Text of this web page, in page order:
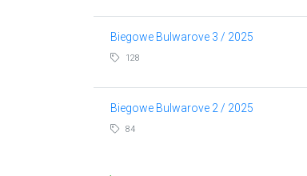
Biegowe Bulwarove 3 / 2025
128
Biegowe Bulwarove 2 / 2025
84